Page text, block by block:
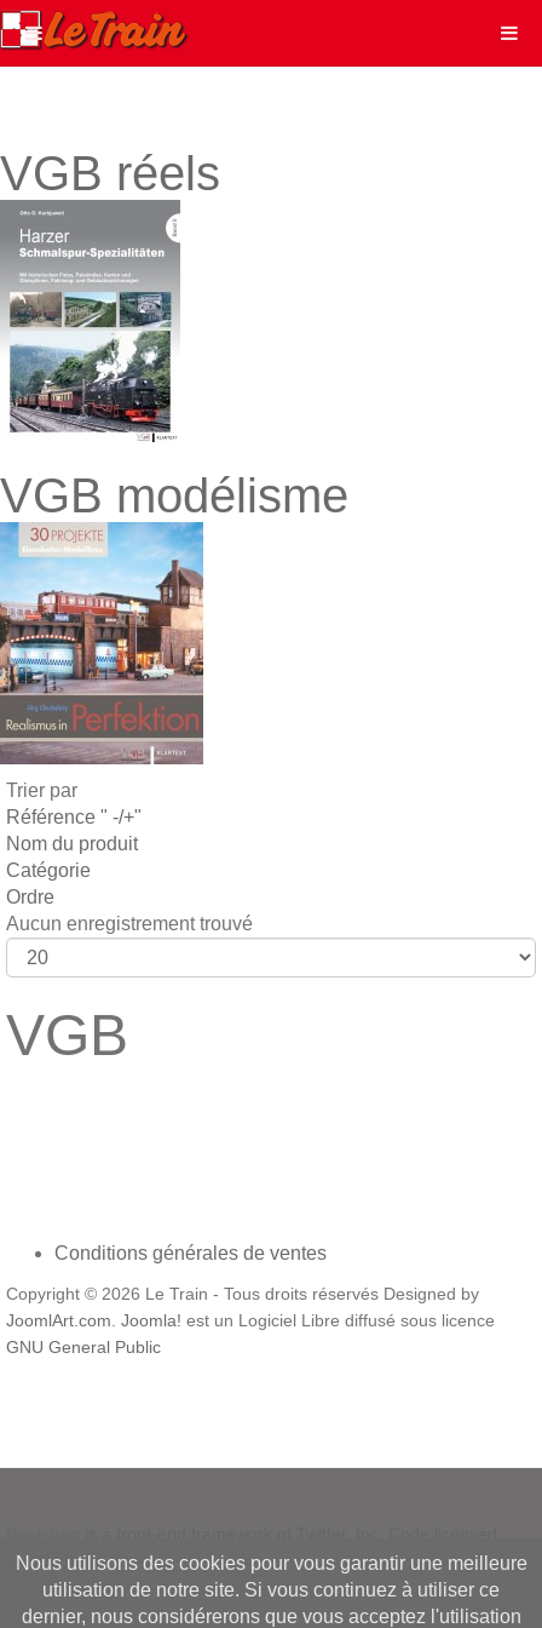
VGB réels
VGB modélisme
Trier par
Référence " -/+"
Nom du produit
Catégorie
Ordre
Aucun enregistrement trouvé
VGB
Conditions générales de ventes
Copyright © 2026 Le Train - Tous droits réservés Designed by
JoomlArt.com. Joomla! est un Logiciel Libre diffusé sous licence
GNU General Public
underMIT License.
Font Awesomefont licensed underSIL OFL 1.1.
Nous utilisons des cookies pour vous garantir une meilleure
utilisation de notre site. Si vous continuez à utiliser ce
dernier, nous considérerons que vous acceptez l'utilisation